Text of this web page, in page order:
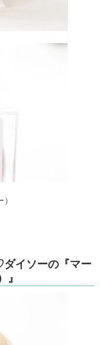
イソーの『マー
』